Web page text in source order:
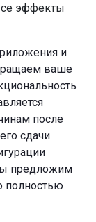
эффекты
и
ваше
после
сдачи
предложим
полностью